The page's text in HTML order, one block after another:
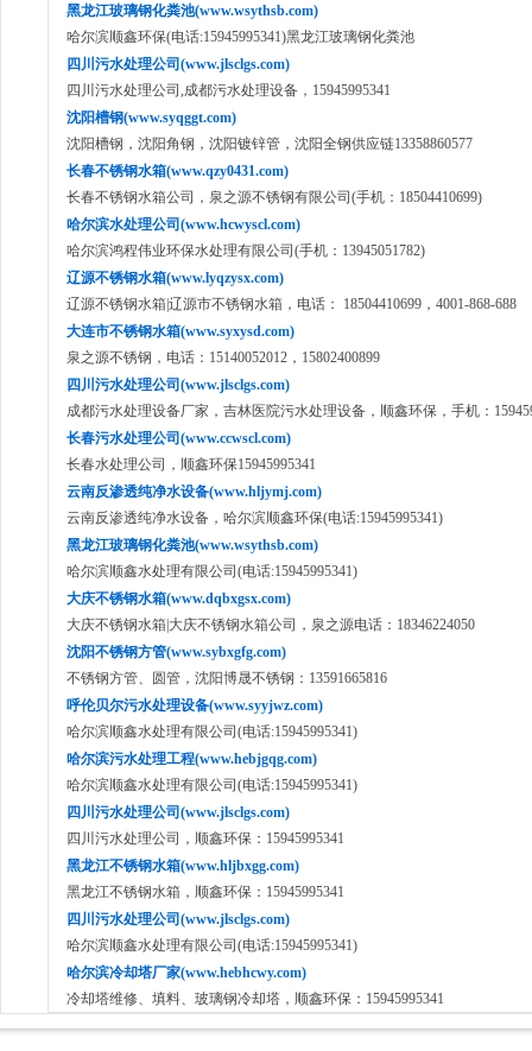
黑龙江玻璃钢化粪池(www.wsythsb.com)
哈尔滨顺鑫环保(电话:15945995341)黑龙江玻璃钢化粪池
四川污水处理公司(www.jlsclgs.com)
四川污水处理公司,成都污水处理设备，15945995341
沈阳槽钢(www.syqggt.com)
沈阳槽钢，沈阳角钢，沈阳镀锌管，沈阳全钢供应链13358860577
长春不锈钢水箱(www.qzy0431.com)
长春不锈钢水箱公司，泉之源不锈钢有限公司(手机：18504410699)
哈尔滨水处理公司(www.hcwyscl.com)
哈尔滨鸿程伟业环保水处理有限公司(手机：13945051782)
辽源不锈钢水箱(www.lyqzysx.com)
辽源不锈钢水箱|辽源市不锈钢水箱，电话： 18504410699，4001-868-688
大连市不锈钢水箱(www.syxysd.com)
泉之源不锈钢，电话：15140052012，15802400899
四川污水处理公司(www.jlsclgs.com)
成都污水处理设备厂家，吉林医院污水处理设备，顺鑫环保，手机：
长春污水处理公司(www.ccwscl.com)
长春水处理公司，顺鑫环保15945995341
云南反渗透纯净水设备(www.hljymj.com)
云南反渗透纯净水设备，哈尔滨顺鑫环保(电话:15945995341)
黑龙江玻璃钢化粪池(www.wsythsb.com)
哈尔滨顺鑫水处理有限公司(电话:15945995341)
大庆不锈钢水箱(www.dqbxgsx.com)
大庆不锈钢水箱|大庆不锈钢水箱公司，泉之源电话：18346224050
沈阳不锈钢方管(www.sybxgfg.com)
不锈钢方管、圆管，沈阳博晟不锈钢：13591665816
呼伦贝尔污水处理设备(www.syyjwz.com)
哈尔滨顺鑫水处理有限公司(电话:15945995341)
哈尔滨污水处理工程(www.hebjgqg.com)
哈尔滨顺鑫水处理有限公司(电话:15945995341)
四川污水处理公司(www.jlsclgs.com)
四川污水处理公司，顺鑫环保：15945995341
黑龙江不锈钢水箱(www.hljbxgg.com)
黑龙江不锈钢水箱，顺鑫环保：15945995341
四川污水处理公司(www.jlsclgs.com)
哈尔滨顺鑫水处理有限公司(电话:15945995341)
哈尔滨冷却塔厂家(www.hebhcwy.com)
冷却塔维修、填料、玻璃钢冷却塔，顺鑫环保：15945995341